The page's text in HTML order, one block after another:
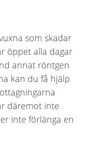
som skadar
öppet alla dagar
annat röntgen
kan du få hjälp
däremot inte
inte förlänga en